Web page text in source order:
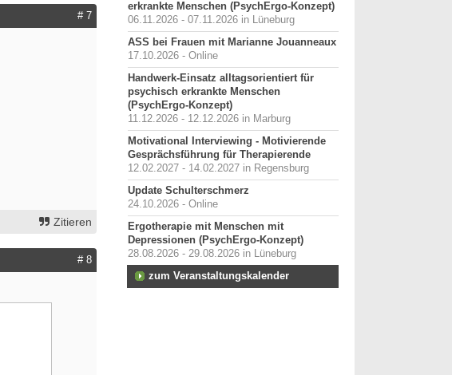
# 7
Zitieren
# 8
erkrankte Menschen (PsychErgo-Konzept)
06.11.2026 - 07.11.2026 in Lüneburg
ASS bei Frauen mit Marianne Jouanneaux
17.10.2026 - Online
Handwerk-Einsatz alltagsorientiert für
psychisch erkrankte Menschen
(PsychErgo-Konzept)
11.12.2026 - 12.12.2026 in Marburg
Motivational Interviewing - Motivierende
Gesprächsführung für Therapierende
12.02.2027 - 14.02.2027 in Regensburg
Update Schulterschmerz
24.10.2026 - Online
Ergotherapie mit Menschen mit
Depressionen (PsychErgo-Konzept)
28.08.2026 - 29.08.2026 in Lüneburg
zum Veranstaltungskalender